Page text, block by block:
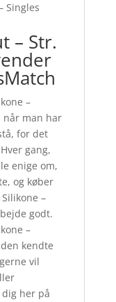
Singles
– Str.
–
når man har
for det
gang,
enige om,
og køber
–
godt.
–
kendte
vil
her på